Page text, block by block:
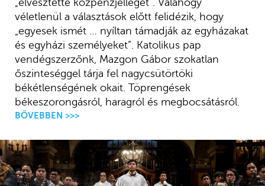
véletlenül a választások előtt felidézik, hogy
„egyesek ismét … nyíltan támadják az egyházakat
és egyházi személyeket”. Katolikus pap
vendégszerzőnk, Mazgon Gábor szokatlan
őszinteséggel tárja fel nagycsütörtöki
békétlenségének okait. Töprengések
békeszorongásról, haragról és megbocsátásról.
BŐVEBBEN >>>